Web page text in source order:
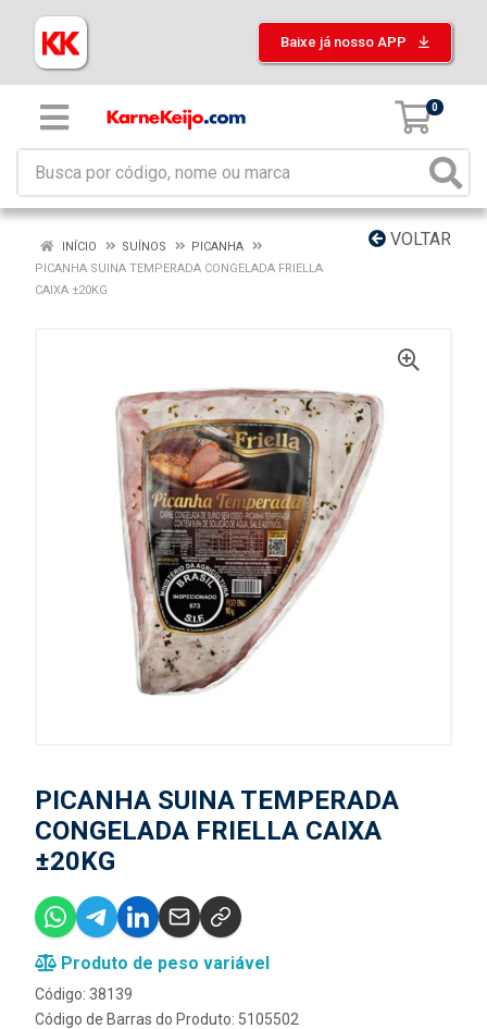
Baixe já nosso APP
0
VOLTAR
INÍCIO SUÍNOS
PICANHA
PICANHA SUINA TEMPERADA CONGELADA FRIELLA
CAIXA ±20KG
PICANHA SUINA TEMPERADA
CONGELADA FRIELLA CAIXA
±20KG
Produto de peso variável
Código: 38139
Código de Barras do Produto: 5105502